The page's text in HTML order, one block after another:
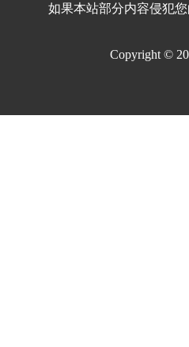
如果本站部分内容侵犯
Copyright ©